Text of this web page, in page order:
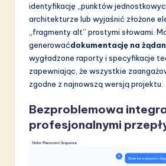
identyfikację „punktów
architekturze lub wyjaśnić złożone
„fragmenty alt” prostymi słowami.
generowaćdokumentację na
wygładzone raporty i specyfikacje
zapewniając, że wszystkie
zgodne z najnowszą wersją projektu.
Bezproblemowa
profesjonalnymi